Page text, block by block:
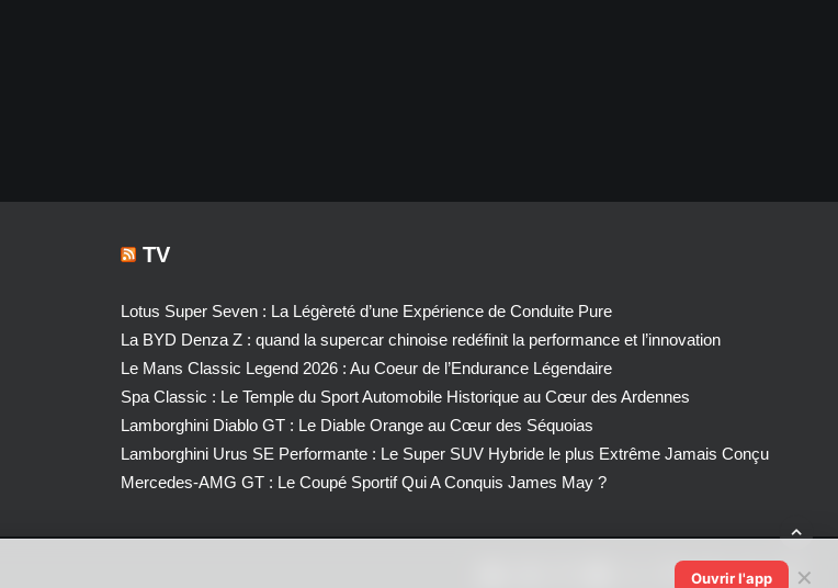
TV
Lotus Super Seven : La Légèreté d’une Expérience de Conduite Pure
La BYD Denza Z : quand la supercar chinoise redéfinit la performance et l’innovation
Le Mans Classic Legend 2026 : Au Coeur de l’Endurance Légendaire
Spa Classic : Le Temple du Sport Automobile Historique au Cœur des Ardennes
Lamborghini Diablo GT : Le Diable Orange au Cœur des Séquoias
Lamborghini Urus SE Performante : Le Super SUV Hybride le plus Extrême Jamais Conçu
Mercedes-AMG GT : Le Coupé Sportif Qui A Conquis James May ?
Ouvrir l'app ✕